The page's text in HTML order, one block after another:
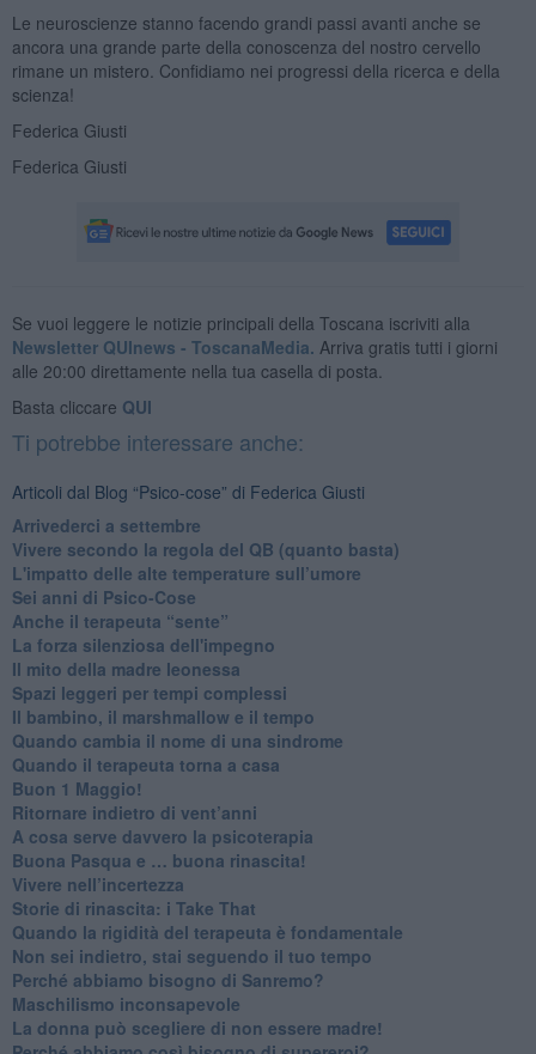
Le neuroscienze stanno facendo grandi passi avanti anche se
ancora una grande parte della conoscenza del nostro cervello
rimane un mistero. Confidiamo nei progressi della ricerca e della
scienza!
Federica Giusti
Federica Giusti
Se vuoi leggere le notizie principali della Toscana iscriviti alla
Newsletter QUInews - ToscanaMedia. Arriva gratis tutti i giorni
alle 20:00 direttamente nella tua casella di posta.
Basta cliccare QUI
Ti potrebbe interessare anche:
Articoli dal Blog “Psico-cose” di Federica Giusti
​Arrivederci a settembre
​Vivere secondo la regola del QB (quanto basta)
​L'impatto delle alte temperature sull’umore
Sei anni di Psico-Cose
​Anche il terapeuta “sente”
​La forza silenziosa dell'impegno
​Il mito della madre leonessa
Spazi leggeri per tempi complessi
Il bambino, il marshmallow e il tempo
​Quando cambia il nome di una sindrome
​Quando il terapeuta torna a casa
​Buon 1 Maggio!
Ritornare indietro di vent’anni
​A cosa serve davvero la psicoterapia
​Buona Pasqua e … buona rinascita!
​Vivere nell’incertezza
​Storie di rinascita: i Take That
​Quando la rigidità del terapeuta è fondamentale
​Non sei indietro, stai seguendo il tuo tempo
​Perché abbiamo bisogno di Sanremo?
​Maschilismo inconsapevole
​La donna può scegliere di non essere madre!